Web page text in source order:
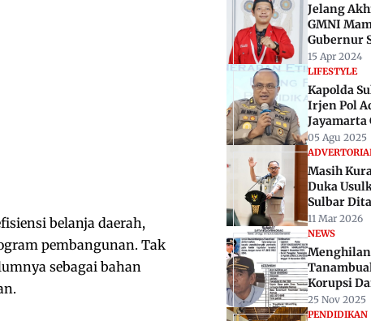
belanja daerah,
pembangunan. Tak
sebagai bahan
Jelang
GMNI
Gubernur
pada 3
15 Apr 2024
LIFESTYLE
Kapolda
Irjen Pol
Pol Adang
05 Agu 2025
Masih
Duka
Sulbar
11 Mar 2026
NEWS
Korupsi
Juta
25 Nov 2025
PENDIDIKAN